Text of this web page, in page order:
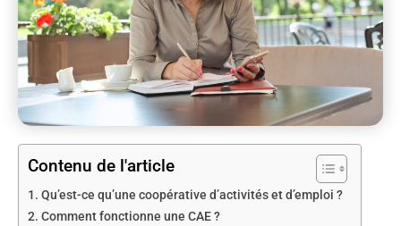
Contenu de l'article
Qu’est-ce qu’une coopérative d’activités et d’emploi ?
Comment fonctionne une CAE ?